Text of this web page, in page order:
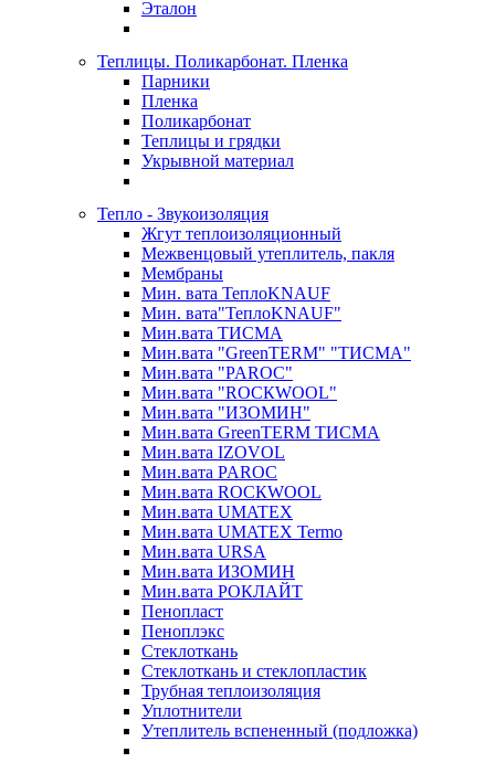
Эталон
Теплицы. Поликарбонат. Пленка
Парники
Пленка
Поликарбонат
Теплицы и грядки
Укрывной материал
Тепло - Звукоизоляция
Жгут теплоизоляционный
Межвенцовый утеплитель, пакля
Мембраны
Мин. вата ТеплоKNAUF
Мин. вата"ТеплоKNAUF"
Мин.вата ТИСМА
Мин.вата "GreenTERM" "ТИСМА"
Мин.вата "PAROC"
Мин.вата "ROCКWOOL"
Мин.вата "ИЗОМИН"
Мин.вата GreenTERM ТИСМА
Мин.вата IZOVOL
Мин.вата PAROC
Мин.вата ROCКWOOL
Мин.вата UMATEX
Мин.вата UMATEX Termo
Мин.вата URSA
Мин.вата ИЗОМИН
Мин.вата РОКЛАЙТ
Пенопласт
Пеноплэкс
Стеклоткань
Стеклоткань и стеклопластик
Трубная теплоизоляция
Уплотнители
Утеплитель вспененный (подложка)